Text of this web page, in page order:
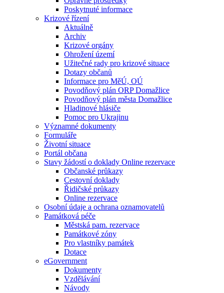
Poskytnuté informace
Krizové řízení
Aktuálně
Archiv
Krizové orgány
Ohrožení území
Užitečné rady pro krizové situace
Dotazy občanů
Informace pro MěÚ, OÚ
Povodňový plán ORP Domažlice
Povodňový plán města Domažlice
Hladinové hlásiče
Pomoc pro Ukrajinu
Významné dokumenty
Formuláře
Životní situace
Portál občana
Stavy žádostí o doklady Online rezervace
Občanské průkazy
Cestovní doklady
Řidičské průkazy
Online rezervace
Osobní údaje a ochrana oznamovatelů
Památková péče
Městská pam. rezervace
Památkové zóny
Pro vlastníky památek
Dotace
eGovernment
Dokumenty
Vzdělávání
Návody